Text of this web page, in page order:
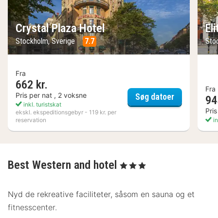
Crystal Plaza Hotel
Stockholm, Sverige 7.7
Fra
662 kr.
Pris per nat , 2 voksne
inkl. turistskat
ekskl. ekspeditionsgebyr - 119 kr. per
reservation
Søg datoerCrystal
Fra
Best Western and hotel , 3 Stjerner
Nyd de rekreative faciliteter, såsom en sauna og et
fitnesscenter.